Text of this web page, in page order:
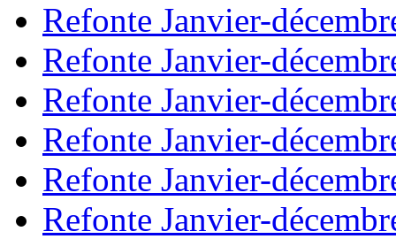
Refonte Janvier-
Refonte Janvier-
Refonte Janvier-
Refonte Janvier-
Refonte Janvier-
Refonte Janvier-